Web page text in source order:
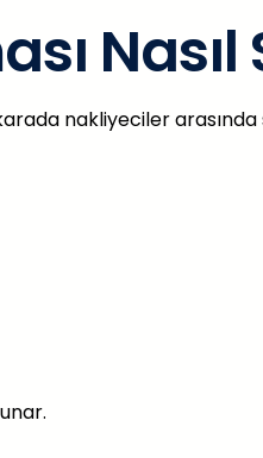
Nasıl
nakliyeciler